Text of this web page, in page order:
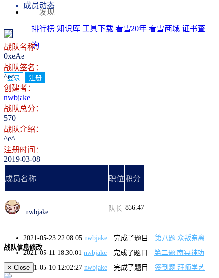
发现
排行榜 知识库 工具下载 看雪20年 看雪商城 证书查
询
登录 注册
成员动态
战队名称：
0xeAe
战队签名：
^e^
创建者：
nwbjake
战队总分：
570
战队介绍：
^e^
注册时间：
2019-03-08
成员名称 职位积分
nwbjake 队长 836.47
2021-05-23 22:08:05 nwbjake 完成了题目
第八题 众叛亲离
2021-05-11 18:30:01 nwbjake 完成了题目
第二题 南冥神功
2021-05-10 12:02:27 nwbjake 完成了题目
签到题 拜师学艺
战队信息修改
× Close